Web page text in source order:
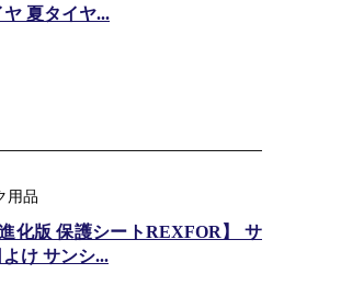
ヤ 夏タイヤ...
用品
化版 保護シートREXFOR】 サ
け サンシ...